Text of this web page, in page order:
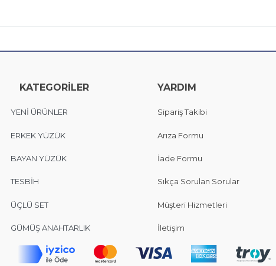
KATEGORİLER
YENİ ÜRÜNLER
ERKEK YÜZÜK
BAYAN YÜZÜK
TESBİH
ÜÇLÜ SET
GÜMÜŞ ANAHTARLIK
YARDIM
Sipariş Takibi
Arıza Formu
İade Formu
Sıkça Sorulan Sorular
Müşteri Hizmetleri
İletişim